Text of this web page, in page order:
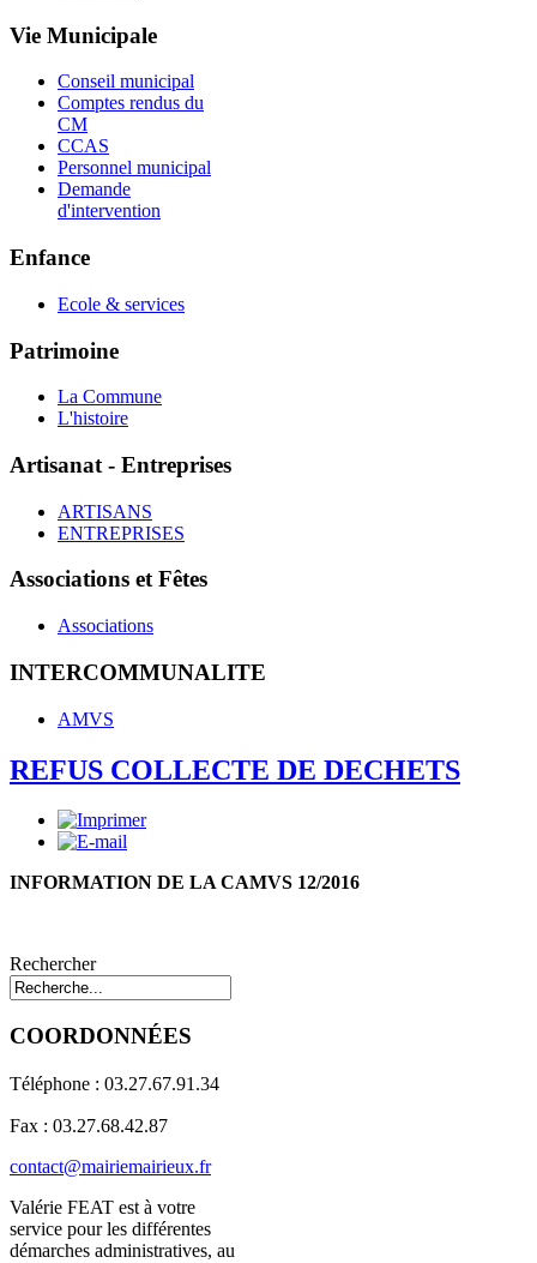
Vie Municipale
Conseil municipal
Comptes rendus du
CM
CCAS
Personnel municipal
Demande
d'intervention
Enfance
Ecole & services
Patrimoine
La Commune
L'histoire
Artisanat - Entreprises
ARTISANS
ENTREPRISES
Associations et Fêtes
Associations
INTERCOMMUNALITE
AMVS
REFUS COLLECTE DE DECHETS
INFORMATION DE LA CAMVS 12/2016
Rechercher
COORDONNÉES
Téléphone : 03.27.67.91.34
Fax : 03.27.68.42.87
contact@mairiemairieux.fr
Valérie FEAT est à votre
service pour les différentes
démarches administratives, au